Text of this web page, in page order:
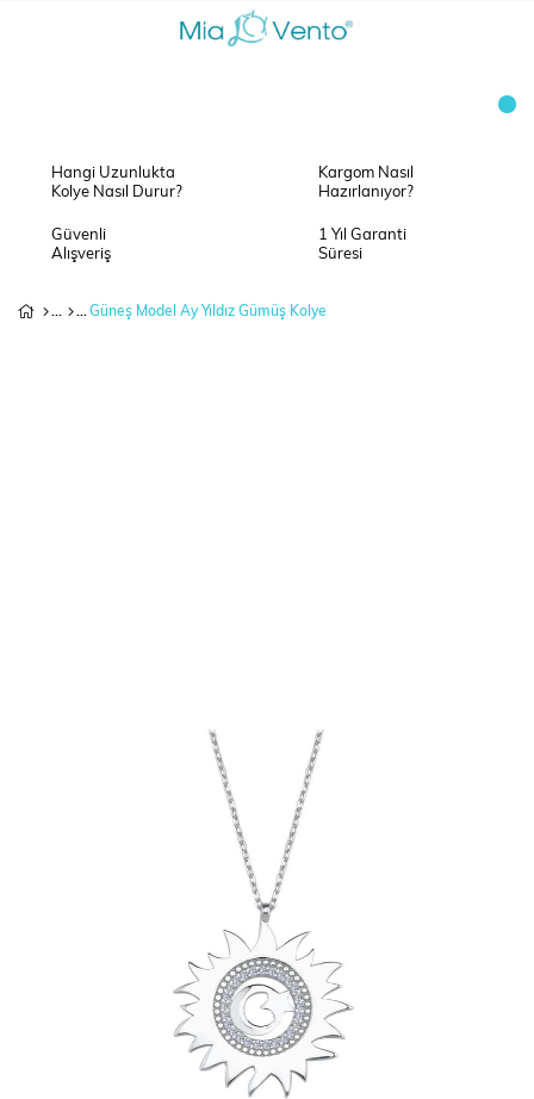
Hangi Uzunlukta
Kolye Nasıl Durur?
Kargom Nasıl
Hazırlanıyor?
Güvenli
Alışveriş
1 Yıl Garanti
Süresi
Güneş Model Ay Yıldız Gümüş Kolye